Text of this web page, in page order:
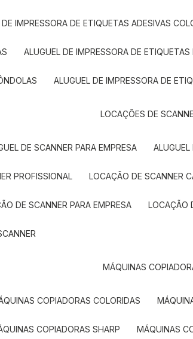
DE IMPRESSORA DE ETIQUETAS ADESIVAS
ALUGUEL DE IMPRESSORA DE
ALUGUEL DE IMPRESSORA DE
LOCAÇÕES DE
DE SCANNER PARA EMPRESA
PROFISSIONAL LOCAÇÃO DE SCANNER
DE SCANNER PARA EMPRESA LOCAÇÃO
MÁQUINAS
COPIADORAS COLORIDAS
COPIADORAS SHARP MÁQUINAS